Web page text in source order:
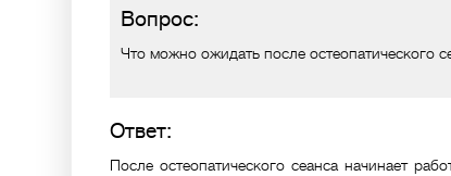
Вопрос:
Что можно ожидать после остеопатического
Ответ:
После остеопатического сеанса начинает